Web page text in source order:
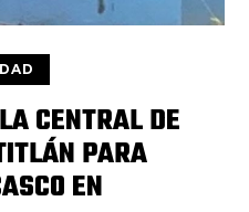
CENTRAL DE
PARA
EN